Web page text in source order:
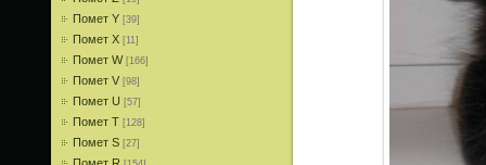
Помет Y [39]
Помет X [11]
Помет W [166]
Помет V [98]
Помет U [57]
Помет T [128]
Помет S [27]